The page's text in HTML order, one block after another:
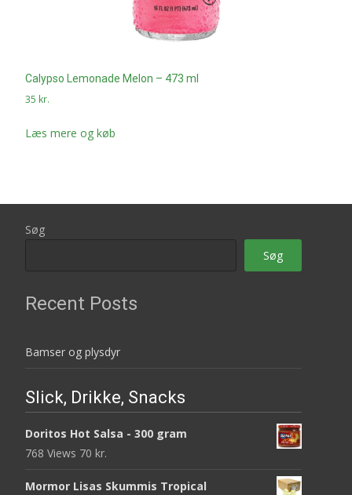
Calypso Lemonade Melon – 473 ml
35 kr.
Læs mere og køb
Søg
Søg
Recent Posts
Bamser og plysdyr
Slick, Drikke, Snacks
Doritos Hot Salsa - 300 gram
768 Views 70 kr.
Mormor Lisas Skummis Tropical